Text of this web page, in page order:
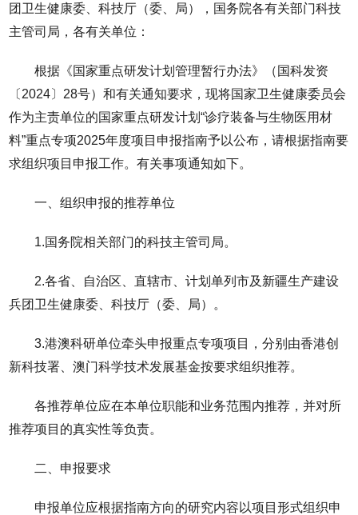
团卫生健康委、科技厅（委、局），国务院各有关部门科技
主管司局，各有关单位：
根据《国家重点研发计划管理暂行办法》（国科发资
〔2024〕28号）和有关通知要求，现将国家卫生健康委员会
作为主责单位的国家重点研发计划“诊疗装备与生物医用材
料”重点专项2025年度项目申报指南予以公布，请根据指南要
求组织项目申报工作。有关事项通知如下。
一、组织申报的推荐单位
1.国务院相关部门的科技主管司局。
2.各省、自治区、直辖市、计划单列市及新疆生产建设
兵团卫生健康委、科技厅（委、局）。
3.港澳科研单位牵头申报重点专项项目，分别由香港创
新科技署、澳门科学技术发展基金按要求组织推荐。
各推荐单位应在本单位职能和业务范围内推荐，并对所
推荐项目的真实性等负责。
二、申报要求
申报单位应根据指南方向的研究内容以项目形式组织申